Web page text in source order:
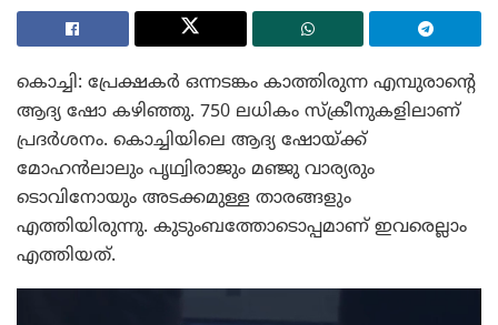
കൊച്ചി: പ്രേക്ഷകർ ഒന്നടങ്കം കാത്തിരുന്ന എമ്പുരാന്റെ
ആദ്യ ഷോ കഴിഞ്ഞു. 750 ലധികം സ്‌ക്രീനുകളിലാണ്
പ്രദർശനം. കൊച്ചിയിലെ ആദ്യ ഷോയ്ക്ക്
മോഹൻലാലും പൃഥ്വിരാജും മഞ്ജു വാര്യരും
ടൊവിനോയും അടക്കമുള്ള താരങ്ങളും
എത്തിയിരുന്നു. കുടുംബത്തോടൊപ്പമാണ് ഇവരെല്ലാം
എത്തിയത്.